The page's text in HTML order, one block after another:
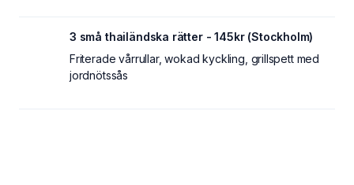
3 små thailändska rätter - 145kr (Stockholm)
Friterade vårrullar, wokad kyckling, grillspett med
jordnötssås